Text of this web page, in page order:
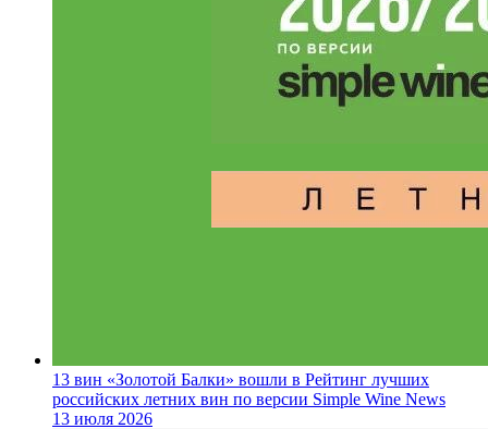
13 вин «Золотой Балки» вошли в Рейтинг лучших
российских летних вин по версии Simple Wine News
13 июля 2026